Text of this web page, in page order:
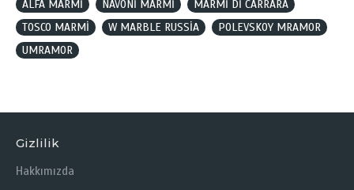
ALFA MARMİ
NAVONİ MARMİ
MARMİ Dİ CARRARA
TOSCO MARMİ
W MARBLE RUSSİA
POLEVSKOY MRAMOR
UMRAMOR
Gizlilik
Hakkımızda